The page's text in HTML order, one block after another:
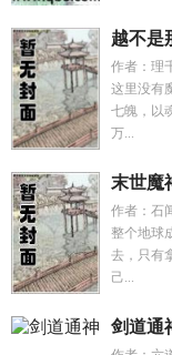
越不是
作者：理
这里没有
七魄，以
万...
末世魔
作者：石
整个地球
去，只有
己...
剑道通